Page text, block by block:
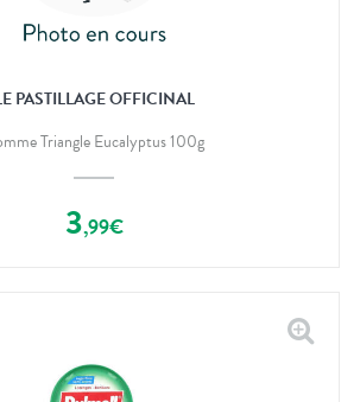
PASTILLAGE OFFICINAL
Triangle Eucalyptus 100g
3,99€